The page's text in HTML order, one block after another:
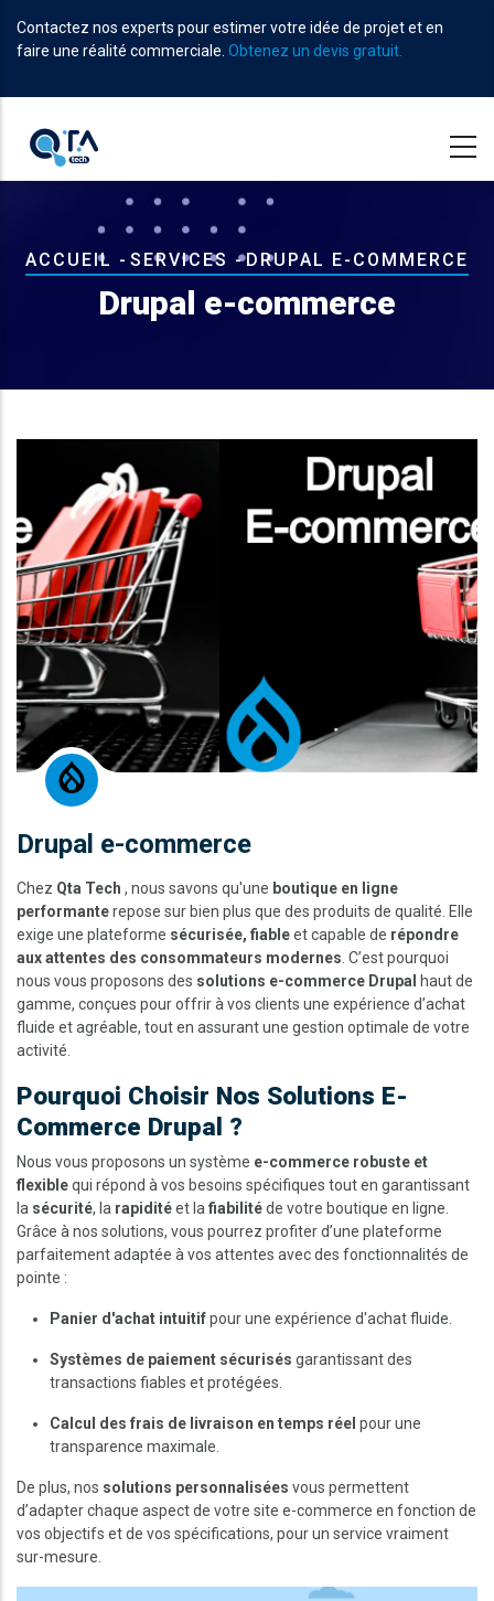
au
contenu
Contactez nos experts pour estimer votre idée de projet et en
faire une réalité commerciale. Obtenez un devis gratuit.
Fil
d'Ariane
ACCUEIL - SERVICES -DRUPAL E-COMMERCE
Drupal e-commerce
Drupal e-commerce
Chez Qta Tech , nous savons qu'une boutique en ligne
performanterepose sur bien plus que des produits de qualité. Elle
exige une plateforme sécurisée, fiableet capable de répondre
aux attentes des consommateurs modernes . C’est pourquoi
nous vous proposons des solutions e-commerce Drupal
haut de
gamme, conçues pour offrir à vos clients une expérience d’achat
fluide et agréable, tout en assurant une gestion optimale de votre
activité.
Pourquoi Choisir Nos Solutions E-
Commerce Drupal ?
Nous vous proposons un système e-commerce robuste et
flexiblequi répond à vos besoins spécifiques tout en garantissant
la sécurité, la rapiditéet la fiabilitéde votre boutique en ligne.
Grâce à nos solutions, vous pourrez profiter d’une plateforme
parfaitement adaptée à vos attentes avec des fonctionnalités de
pointe :
Panier d'achat intuitifpour une expérience d'achat fluide.
Systèmes de paiement sécurisés garantissant des
transactions fiables et protégées.
Calcul des frais de livraison en temps réel pour une
transparence maximale.
De plus, nos solutions personnalisées vous permettent
d’adapter chaque aspect de votre site e-commerce en fonction de
vos objectifs et de vos spécifications, pour un service vraiment
sur-mesure.